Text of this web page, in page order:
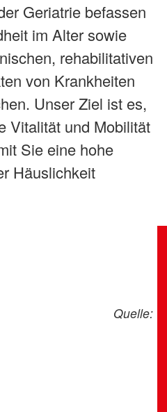
Geriatrie befassen
im Alter sowie
rehabilitativen
von Krankheiten
Unser Ziel ist es,
Vitalität und Mobilität
Sie eine hohe
Häuslichkeit
Quelle: